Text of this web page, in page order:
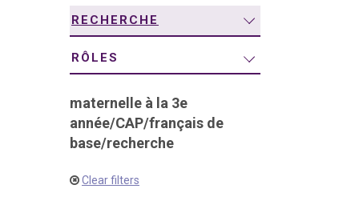
RECHERCHE
RÔLES
maternelle à la 3e
année/CAP/français de
base/recherche
Clear filters